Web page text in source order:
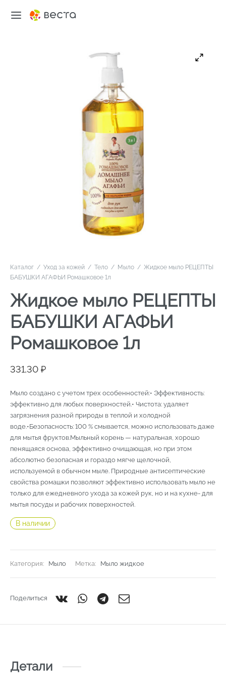
Каталог / Уход за кожей / Тело / Мыло / Жидкое мыло РЕЦЕПТЫ
БАБУШКИ АГАФЬИ Ромашковое 1л
Жидкое мыло РЕЦЕПТЫ
БАБУШКИ АГАФЬИ
Ромашковое 1л
331,30 ₽
Мыло создано с учетом трех особенностей:• Эффективность:
эффективно для любых поверхностей.• Чистота: удаляет
загрязнения разной природы в теплой и холодной
воде.•Безопасность: 100 % смывается, можно использовать даже
для мытья фруктов.Мыльный корень — натуральная, хорошо
пенящаяся основа, эффективно очищающая, но при этом
абсолютно безопасная и гораздо мягче щелочной,
используемой в обычном мыле. Природные антисептические
свойства ромашки позволяют эффективно использовать мыло не
только для ежедневного ухода за кожей рук, но и на кухне- для
мытья посуды и рабочих поверхностей.
В наличии
Категория: Мыло Метка: Мыло жидкое
Поделиться
Детали